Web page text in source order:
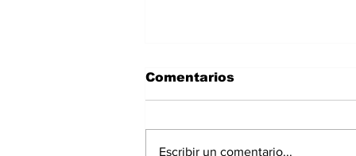
Comentarios
Escribir un comentario...